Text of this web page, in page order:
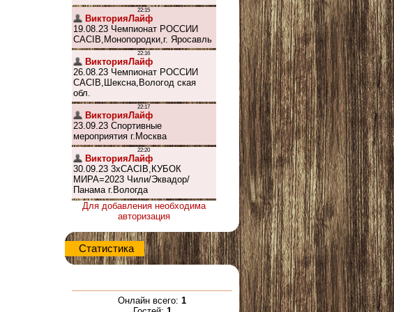
Для добавления необходима
авторизация
Статистика
Онлайн всего: 1